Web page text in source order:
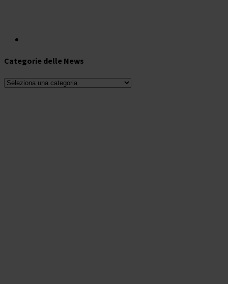
Categorie delle News
Categorie